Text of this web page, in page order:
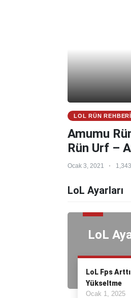
LOL RÜN REHBERI
Amumu
Rün Urf –
Ocak 3, 2021
LoL Ayarları
LoL
LoL Fps
Yükseltme
Ocak 1, 2025